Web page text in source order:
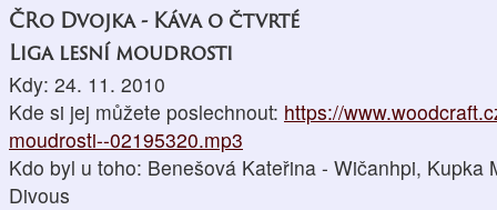
ČRo Dvojka - Káva o čtvrté
Liga lesní moudrosti
Kdy: 24. 11. 2010
Kde si jej můžete poslechnout: https://
moudrosti--02195320.mp3
Kdo byl u toho: Benešová Kateřina - Wičanhpi, Kupka
Divous